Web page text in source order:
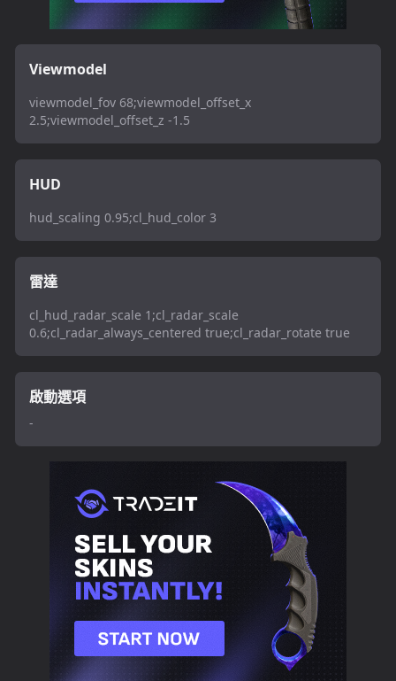
Viewmodel
viewmodel_fov 68;viewmodel_offset_x
2.5;viewmodel_offset_z -1.5
HUD
hud_scaling 0.95;cl_hud_color 3
雷達
cl_hud_radar_scale 1;cl_radar_scale
0.6;cl_radar_always_centered true;cl_radar_rotate true
啟動選項
-